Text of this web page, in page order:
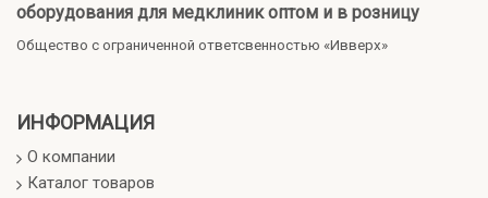
оборудования для медклиник оптом и в розницу
Общество с ограниченной ответсвенностью «Ивверх»
ИНФОРМАЦИЯ
О компании
Каталог товаров